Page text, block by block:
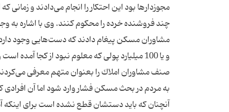
مجوزدارها بود این احتكار را انجام می‌دادند و
چند فروشنده خرده را محكوم كنند. وی با اشاره
و یا 100 میلیارد پولی كه معلوم نبود از كجا
صنف مشاوران املاك را بعنوان متهم معرفی
به مردم در بحث مسكن فشار وارد شود اما آن افرادی
آنچنان كه باید دستشان قطع نشده است برای